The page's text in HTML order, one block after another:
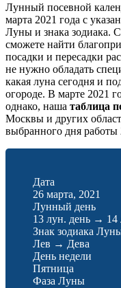
Лунный посевной
марта 2021 года с
Луны и знака зодиака.
сможете найти
посадки и пересадки
не нужно обладать
какая луна сегодня и
огороде. В марте 2021
однако, наша таблица
Москвы и других
выбранного дня работы
Дата
26 марта, 2021
Лунный день
13 лун. день → 14
Знак зодиака
Лев → Дева
День недели
Пятница
Фаза Луны